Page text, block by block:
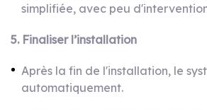
simplifiée, avec peu
5. Finaliser l’installation
Après la fin de l'installation, le
automatiquement.